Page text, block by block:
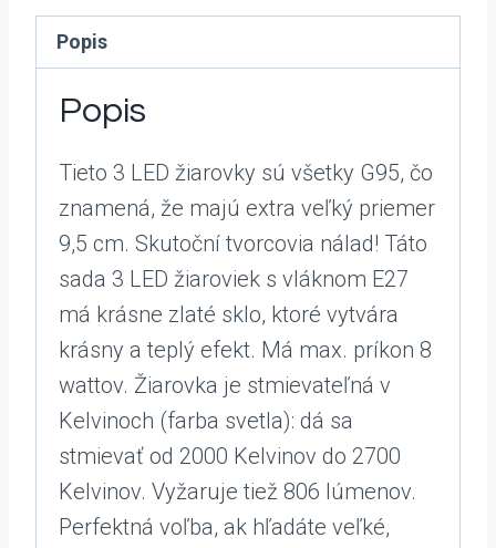
Popis
Popis
Tieto 3 LED žiarovky sú všetky G95, čo
znamená, že majú extra veľký priemer
9,5 cm. Skutoční tvorcovia nálad! Táto
sada 3 LED žiaroviek s vláknom E27
má krásne zlaté sklo, ktoré vytvára
krásny a teplý efekt. Má max. príkon 8
wattov. Žiarovka je stmievateľná v
Kelvinoch (farba svetla): dá sa
stmievať od 2000 Kelvinov do 2700
Kelvinov. Vyžaruje tiež 806 lúmenov.
Perfektná voľba, ak hľadáte veľké,